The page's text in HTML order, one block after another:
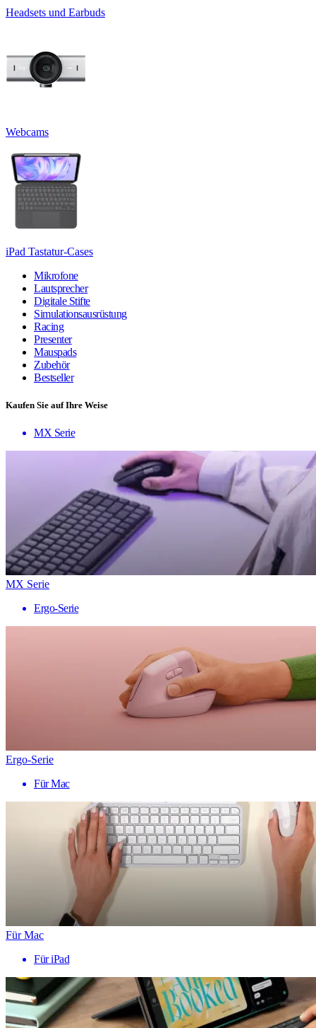
Headsets und Earbuds
Webcams
iPad Tastatur-Cases
Mikrofone
Lautsprecher
Digitale Stifte
Simulationsausrüstung
Racing
Presenter
Mauspads
Zubehör
Bestseller
Kaufen Sie auf Ihre Weise
MX Serie
MX Serie
Ergo-Serie
Ergo-Serie
Für Mac
Für Mac
Für iPad